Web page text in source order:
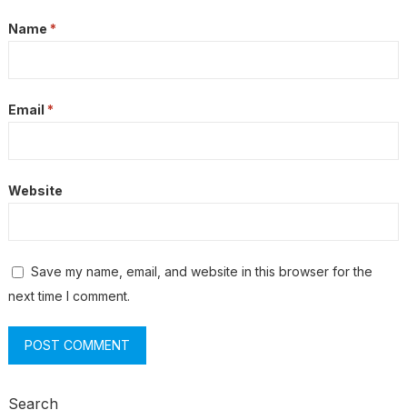
Name *
Email *
Website
Save my name, email, and website in this browser for the
next time I comment.
Search